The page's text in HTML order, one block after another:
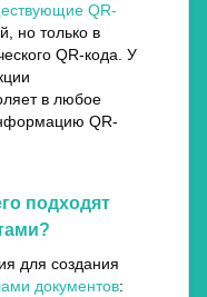
QR-
но только в
QR-кода. У
в любое
QR-
подходят
для создания
документов: